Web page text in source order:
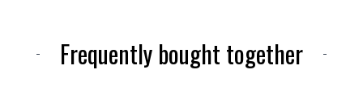
Frequently bought together